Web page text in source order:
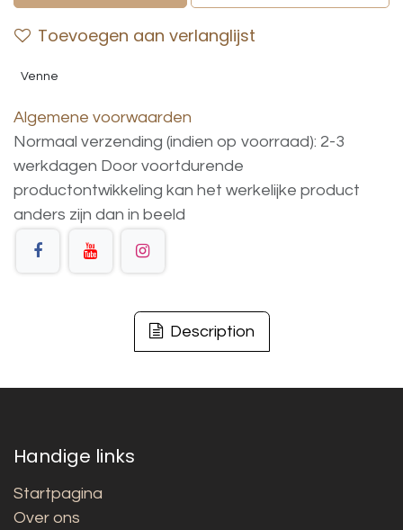
Toevoegen aan verlanglijst
Venne
Algemene voorwaarden
Normaal verzending (indien op voorraad): 2-3
werkdagen Door voortdurende
productontwikkeling kan het werkelijke product
anders zijn dan in beeld
Description
Handige links
Startpagina
Over ons